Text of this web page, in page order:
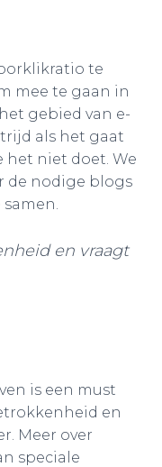
te
mee te gaan in
gebied van e-
als het gaat
het niet doet. We
de nodige blogs
en vraagt
is een must
en
Meer over
speciale